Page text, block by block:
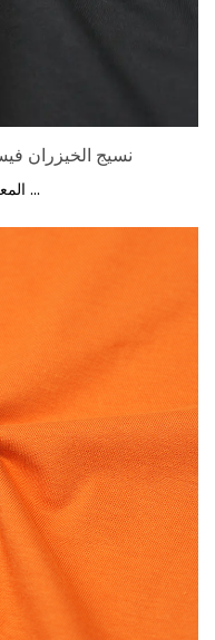
نسيج الخيزران
المعلمة تعليمات الرعاية يستخدم ميزات أخرى ...